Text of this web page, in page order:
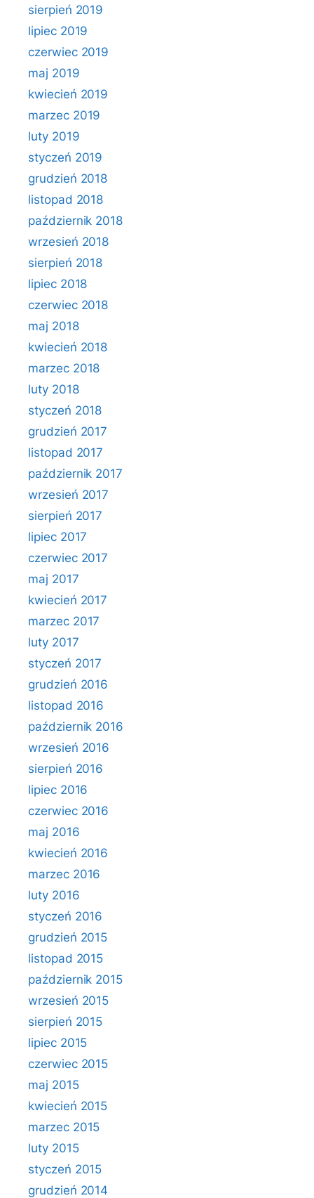
sierpień 2019
lipiec 2019
czerwiec 2019
maj 2019
kwiecień 2019
marzec 2019
luty 2019
styczeń 2019
grudzień 2018
listopad 2018
październik 2018
wrzesień 2018
sierpień 2018
lipiec 2018
czerwiec 2018
maj 2018
kwiecień 2018
marzec 2018
luty 2018
styczeń 2018
grudzień 2017
listopad 2017
październik 2017
wrzesień 2017
sierpień 2017
lipiec 2017
czerwiec 2017
maj 2017
kwiecień 2017
marzec 2017
luty 2017
styczeń 2017
grudzień 2016
listopad 2016
październik 2016
wrzesień 2016
sierpień 2016
lipiec 2016
czerwiec 2016
maj 2016
kwiecień 2016
marzec 2016
luty 2016
styczeń 2016
grudzień 2015
listopad 2015
październik 2015
wrzesień 2015
sierpień 2015
lipiec 2015
czerwiec 2015
maj 2015
kwiecień 2015
marzec 2015
luty 2015
styczeń 2015
grudzień 2014